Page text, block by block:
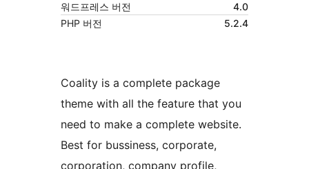
워드프레스 버전
4.0
PHP 버전
5.2.4
Coality is a complete package
theme with all the feature that you
need to make a complete website.
Best for bussiness, corporate,
corporation, company profile,